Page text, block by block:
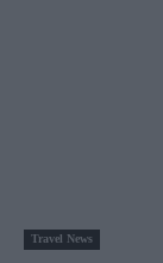
Travel News